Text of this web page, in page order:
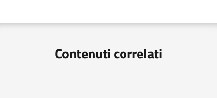
Contenuti correlati